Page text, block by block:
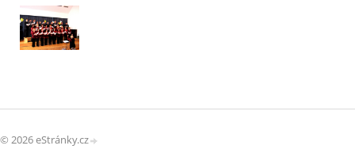
© 2026 eStránky.cz